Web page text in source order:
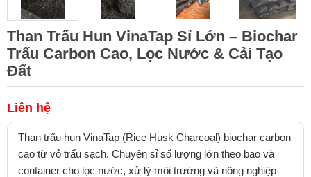
Than Trấu Hun VinaTap Sỉ Lớn – Biochar
Trấu Carbon Cao, Lọc Nước & Cải Tạo
Đất
Liên hệ
Than trấu hun VinaTap (Rice Husk Charcoal) biochar carbon
cao từ vỏ trấu sạch. Chuyên sỉ số lượng lớn theo bao và
container cho lọc nước, xử lý môi trường và nông nghiệp